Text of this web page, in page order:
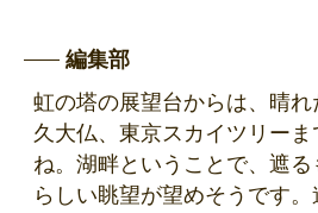
編集部
虹の塔の展望台からは、晴
久大仏、東京スカイツリー
ね。湖畔ということで、遮
らしい眺望が望めそうです